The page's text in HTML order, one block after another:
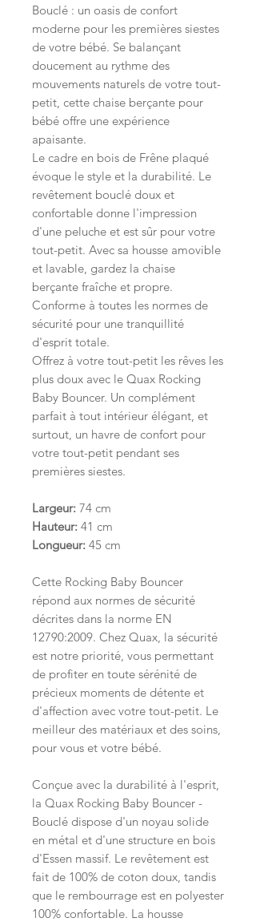
Bouclé : un oasis de confort
moderne pour les premières siestes
de votre bébé. Se balançant
doucement au rythme des
mouvements naturels de votre tout-
petit, cette chaise berçante pour
bébé offre une expérience
apaisante.
Le cadre en bois de Frêne plaqué
évoque le style et la durabilité. Le
revêtement bouclé doux et
confortable donne l'impression
d'une peluche et est sûr pour votre
tout-petit. Avec sa housse amovible
et lavable, gardez la chaise
berçante fraîche et propre.
Conforme à toutes les normes de
sécurité pour une tranquillité
d'esprit totale.
Offrez à votre tout-petit les rêves les
plus doux avec le Quax Rocking
Baby Bouncer. Un complément
parfait à tout intérieur élégant, et
surtout, un havre de confort pour
votre tout-petit pendant ses
premières siestes.
Largeur: 74 cm
Hauteur: 41 cm
Longueur: 45 cm
Cette Rocking Baby Bouncer
répond aux normes de sécurité
décrites dans la norme EN
12790:2009. Chez Quax, la sécurité
est notre priorité, vous permettant
de profiter en toute sérénité de
précieux moments de détente et
d'affection avec votre tout-petit. Le
meilleur des matériaux et des soins,
pour vous et votre bébé.
Conçue avec la durabilité à l'esprit,
la Quax Rocking Baby Bouncer -
Bouclé dispose d'un noyau solide
en métal et d'une structure en bois
d'Essen massif. Le revêtement est
fait de 100% de coton doux, tandis
que le rembourrage est en polyester
100% confortable. La housse